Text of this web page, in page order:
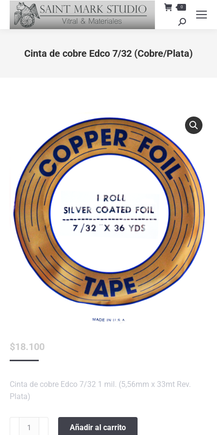
0
Search:
Cinta de cobre Edco 7/32 (Cobre/Plata)
$18.100
Cinta de cobre Edco 7/32 1 mil. (5,56mm x 33mt Rev.
Plata)
Añadir al carrito